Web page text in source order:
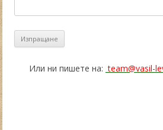
Или ни пишете на: team@vasil-